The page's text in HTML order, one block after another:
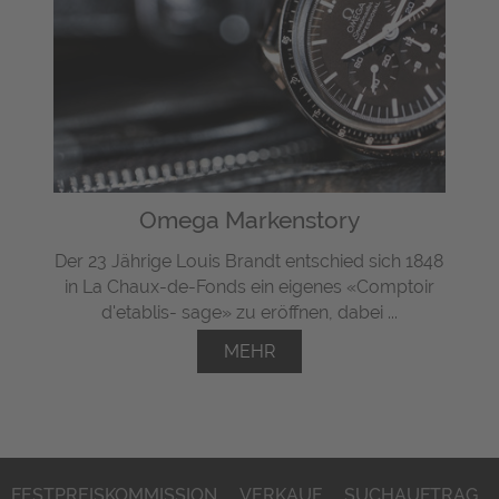
Omega Markenstory
Der 23 Jährige Louis Brandt entschied sich 1848
in La Chaux-de-Fonds ein eigenes «Comptoir
d'etablis- sage» zu eröffnen, dabei ...
MEHR